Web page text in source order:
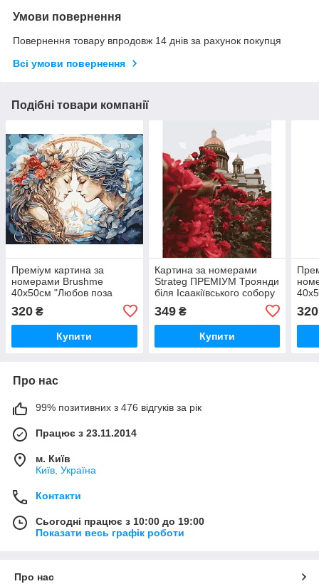
Умови повернення
Повернення товару впродовж 14 днів за рахунок покупця
Всі умови повернення
Подібні товари компанії
Преміум картина за
номерами Brushme
40x50см "Любов поза
320 ₴
Купити
Картина за номерами
Strateg ПРЕМІУМ Троянди
біля Ісаакіївського собору
з лаком розміром 40х50
см (GS1241)
349₴
Купити
320
Про нас
99% позитивних з 476 відгуків за рік
Працює з 23.11.2014
м. Київ
Київ, Україна
Контакти
Сьогодні працює з 10:00 до 19:00
Показати весь графік роботи
Про нас